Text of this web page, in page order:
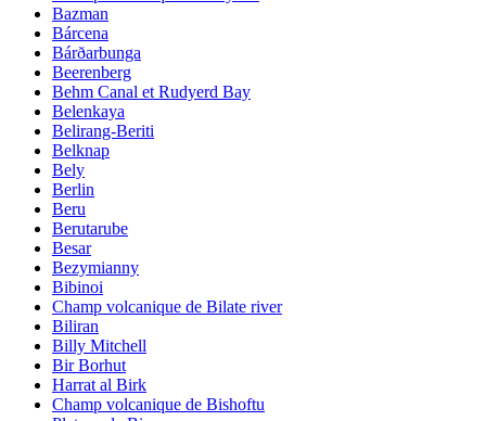
Bazman
Bárcena
Bárðarbunga
Beerenberg
Behm Canal et Rudyerd Bay
Belenkaya
Belirang-Beriti
Belknap
Bely
Berlin
Beru
Berutarube
Besar
Bezymianny
Bibinoi
Champ volcanique de Bilate river
Biliran
Billy Mitchell
Bir Borhut
Harrat al Birk
Champ volcanique de Bishoftu